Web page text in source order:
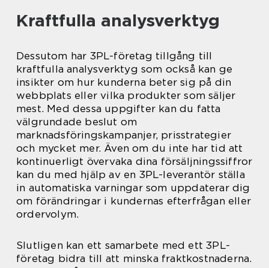
Kraftfulla analysverktyg
Dessutom har 3PL-företag tillgång till
kraftfulla analysverktyg som också kan ge
insikter om hur kunderna beter sig på din
webbplats eller vilka produkter som säljer
mest. Med dessa uppgifter kan du fatta
välgrundade beslut om
marknadsföringskampanjer, prisstrategier
och mycket mer. Även om du inte har tid att
kontinuerligt övervaka dina försäljningssiffror
kan du med hjälp av en 3PL-leverantör ställa
in automatiska varningar som uppdaterar dig
om förändringar i kundernas efterfrågan eller
ordervolym.
Slutligen kan ett samarbete med ett 3PL-
företag bidra till att minska fraktkostnaderna.